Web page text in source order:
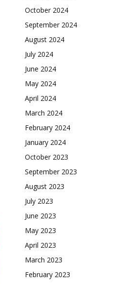
October 2024
September 2024
August 2024
July 2024
June 2024
May 2024
April 2024
March 2024
February 2024
January 2024
October 2023
September 2023
August 2023
July 2023
June 2023
May 2023
April 2023
March 2023
February 2023